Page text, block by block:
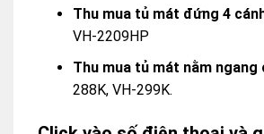
Thu mua tủ mát đứng 4
VH-2209HP
Thu mua tủ mát nằm ngang
288K, VH-299K.